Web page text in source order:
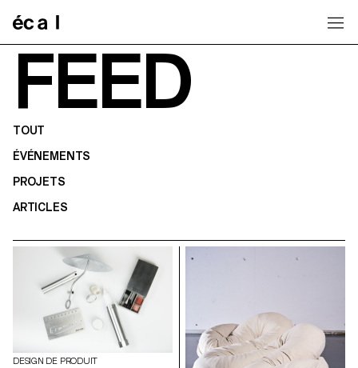
FEED
TOUT
ÉVÉNEMENTS
PROJETS
ARTICLES
DESIGN DE PRODUIT